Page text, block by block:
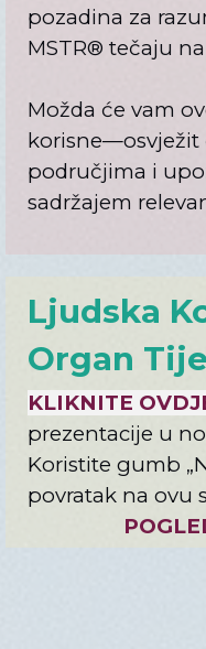
pozadina za
MSTR® tečaju
Možda će vam
korisne—osvježit
područjima i
sadržajem
Ljudska
Organ
KLIKNITE
prezentacije u
Koristite gumb „
povratak na ovu